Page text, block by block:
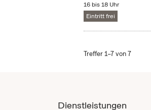
16 bis 18 Uhr
Eintritt frei
Treffer 1–7 von 7
Dienstleistungen